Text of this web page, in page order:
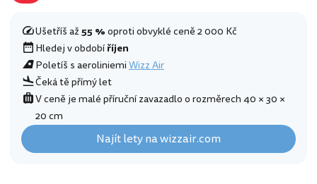
Ušetříš až55 %oproti obvyklé ceně 2 000 Kč
Hledej v obdobíříjen
Poletíš s aeroliniemiWizz Air
Čeká tě přímý let
V ceně je malé příruční zavazadlo o rozměrech 40 × 30 ×
20 cm
Najít lety na wizzair.com